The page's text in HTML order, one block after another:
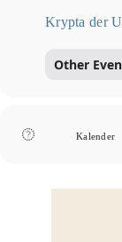
Krypta der
Other
Kalender